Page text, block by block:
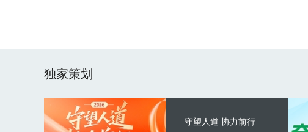
独家策划
守望人道 协力前行